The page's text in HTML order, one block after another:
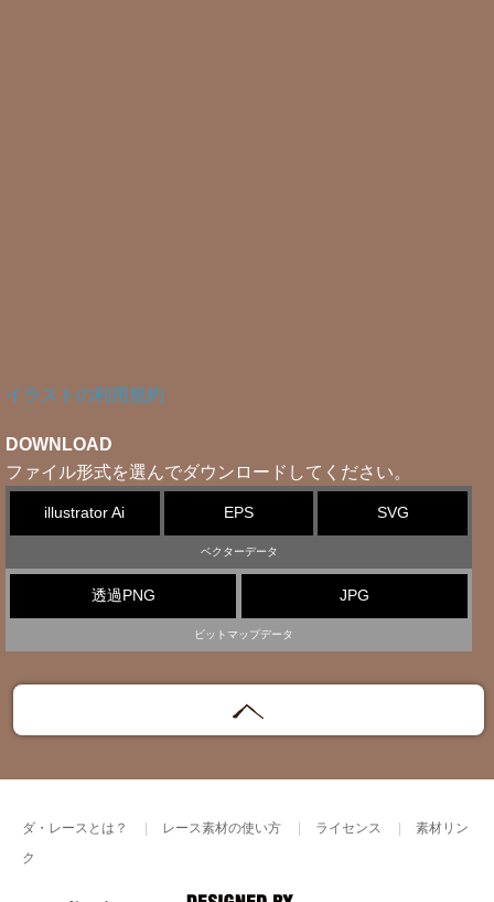
イラストの利用規約
DOWNLOAD
ファイル形式を選んでダウンロードしてください。
illustrator Ai EPS SVG
ベクターデータ
透過PNG JPG
ビットマップデータ
ダ・レースとは？ レース素材の使い方 ライセンス
素材リン
ク